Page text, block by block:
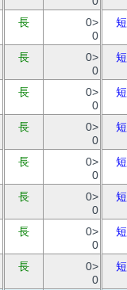
長
0>
0
短
長
0>
0
短
長
0>
0
短
長
0>
0
短
長
0>
0
短
長
0>
0
短
長
0>
0
短
長
0>
0
短